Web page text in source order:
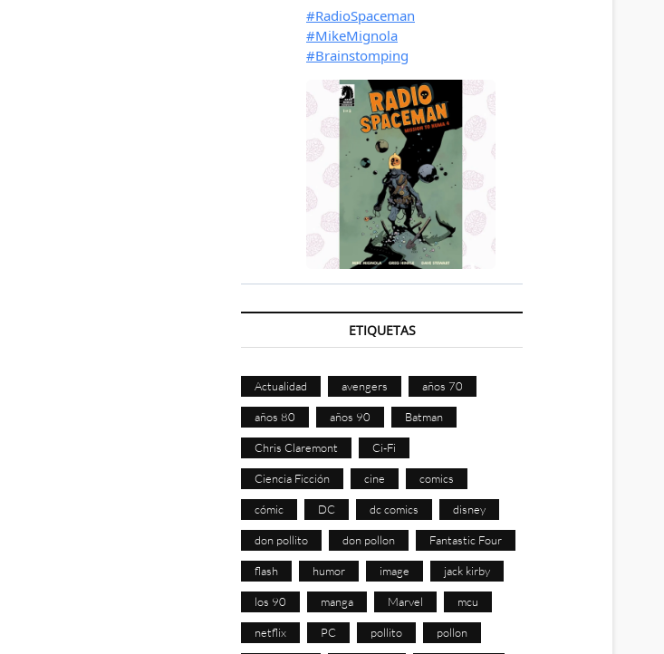
ETIQUETAS
Actualidad avengers años 70
años 80 años 90 Batman
Chris Claremont Ci-Fi
Ciencia Ficción cine comics
cómic DC dc comics disney
don pollito don pollon Fantastic Four
flash humor image jack kirby
los 90 manga Marvel mcu
netflix PC pollito pollon